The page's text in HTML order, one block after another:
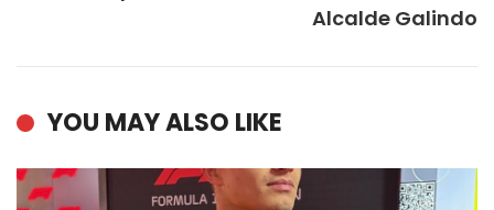
Alcalde Galindo
YOU MAY ALSO LIKE